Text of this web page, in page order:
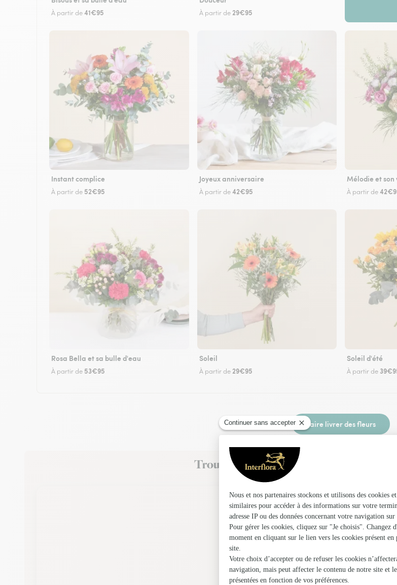
À partir de41€95 À partir de 29€95
Instant complice
À partir de 52€95
Joyeux anniversaire
À partir de42€95
Mélodie et
À partir de
Rosa Bella et sa bulle d'eau
À partir de 53€95
Soleil
À partir de 29€95
Soleil d'été
À partir de
Faire livrer des fleurs
Trouvez un fleuriste Interflora à Luzinay